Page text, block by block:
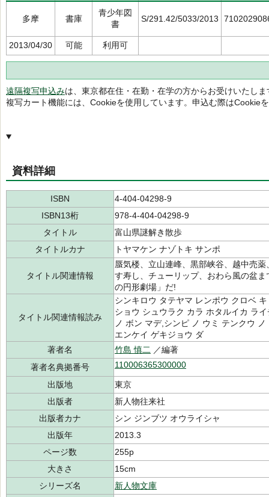
多摩 書庫
青少年図
書
S/291.42/5033/2013
2013/04/30 可能 利用可
遠隔複写申込みは、東京都在住・在勤・在学の方からお受けいたしま
複写カート機能には、Cookieを使用しています。申込む際はCookie
資料詳細
ISBN
4-404-04298-9
ISBN13桁
978-4-404-04298-9
タイトル
富山県謎解き散歩
タイトルカナ
トヤマケン ナゾトキ サンポ
タイトル関連情報
蜃気楼、立山連峰、黒部峡谷、越中売
す寿し、チューリップ、おわら風の盆
の円形劇場」だ!
タイトル関連情報読み
シンキロウ タテヤマ レンポウ クロベ
ショウ シュウラク カラ ホタルイカ ラ
ノ ボン マデ,シンピ ノ ウミ テンクウ
エンケイ ゲキジョウ ダ
著者名
竹島 慎二 ／編著
著者名典拠番号
110006365300000
出版地
東京
出版者
新人物往来社
出版者カナ
シン ジンブツ オウライシャ
出版年
2013.3
ページ数
255p
大きさ
15cm
シリーズ名
新人物文庫